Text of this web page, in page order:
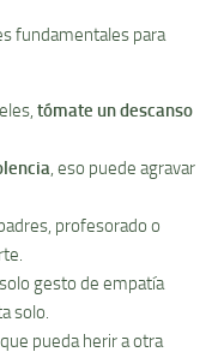
fundamentales para
tómate un descanso
, eso puede agravar
profesorado o
gesto de empatía
solo.
pueda herir a otra